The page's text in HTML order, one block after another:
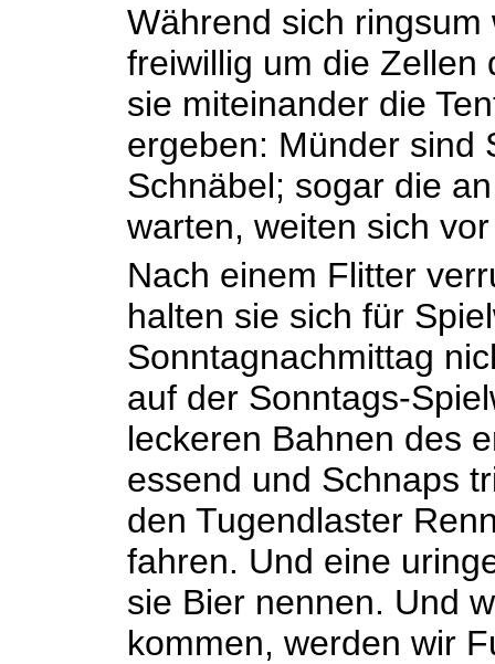
Während sich
freiwillig um die Zellen
sie miteinander die
ergeben: Münder sind
Schnäbel; sogar die
warten, weiten sich
Nach einem Flitter
halten sie sich für
Sonntagnachmittag
auf der Sonntags-
leckeren Bahnen des
essend und Schnaps
den Tugendlaster
fahren. Und eine
sie Bier nennen. Und
kommen, werden wir